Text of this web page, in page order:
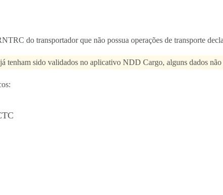
do transportador que não possua operações de transporte
tenham sido validados no aplicativo NDD Cargo, alguns dados não